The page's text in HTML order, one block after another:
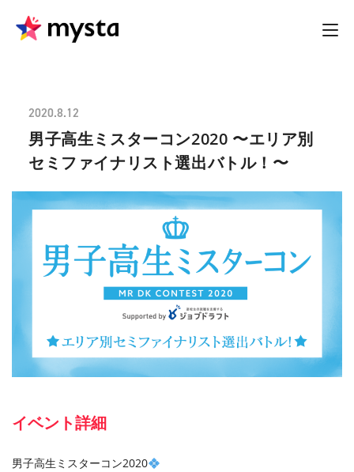
2020.8.12
男子高生ミスターコン2020 〜エリア別
セミファイナリスト選出バトル！〜
イベント詳細
男子高生ミスターコン2020